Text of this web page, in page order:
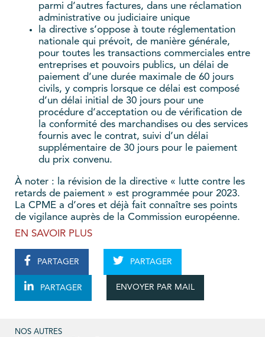
parmi d’autres factures, dans une réclamation
administrative ou judiciaire unique
la directive s’oppose à toute réglementation
nationale qui prévoit, de manière générale,
pour toutes les transactions commerciales entre
entreprises et pouvoirs publics, un délai de
paiement d’une durée maximale de 60 jours
civils, y compris lorsque ce délai est composé
d’un délai initial de 30 jours pour une
procédure d’acceptation ou de vérification de
la conformité des marchandises ou des services
fournis avec le contrat, suivi d’un délai
supplémentaire de 30 jours pour le paiement
du prix convenu.
À noter : la révision de la directive « lutte contre les
retards de paiement » est programmée pour 2023.
La CPME a d’ores et déjà fait connaître ses points
de vigilance auprès de la Commission européenne.
EN SAVOIR PLUS
PARTAGER PARTAGER
PARTAGER ENVOYER PAR MAIL
NOS AUTRES